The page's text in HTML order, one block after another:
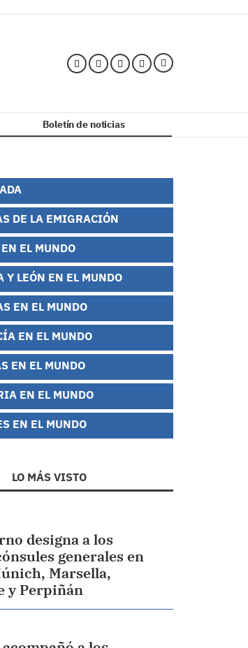
Boletín de noticias
DE LA EMIGRACIÓN
EL MUNDO
Y LEÓN EN EL MUNDO
EN EL MUNDO
EN EL MUNDO
EN EL MUNDO
EN EL MUNDO
EN EL MUNDO
LO MÁS VISTO
designa a los
generales en
Marsella,
y Perpiñán